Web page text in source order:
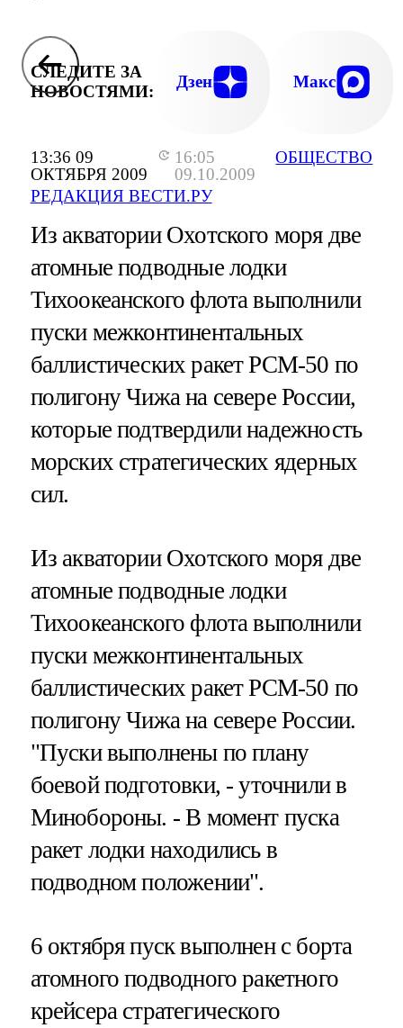
13:36 09
ОКТЯБРЯ 2009
16:05
09.10.2009
РЕДАКЦИЯ ВЕСТИ.РУ
ОБЩЕСТВО
СЛЕДИТЕ ЗА
НОВОСТЯМИ:
Дзен Макс
Из акватории Охотского моря две
атомные подводные лодки
Тихоокеанского флота выполнили
пуски межконтинентальных
баллистических ракет РСМ-50 по
полигону Чижа на севере России,
которые подтвердили надежность
морских стратегических ядерных
сил.
Из акватории Охотского моря две
атомные подводные лодки
Тихоокеанского флота выполнили
пуски межконтинентальных
баллистических ракет РСМ-50 по
полигону Чижа на севере России.
"Пуски выполнены по плану
боевой подготовки, - уточнили в
Минобороны. - В момент пуска
ракет лодки находились в
подводном положении".
6 октября пуск выполнен с борта
атомного подводного ракетного
крейсера стратегического